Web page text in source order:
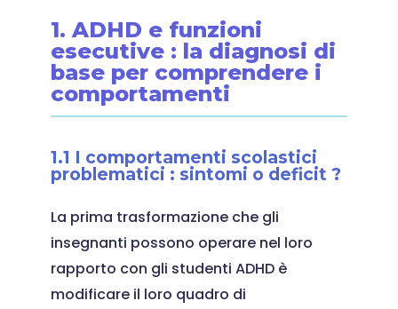
1. ADHD e funzioni
esecutive : la diagnosi di
base per comprendere i
comportamenti
1.1 I comportamenti scolastici
problematici : sintomi o deficit ?
La prima trasformazione che gli
insegnanti possono operare nel loro
rapporto con gli studenti ADHD è
modificare il loro quadro di